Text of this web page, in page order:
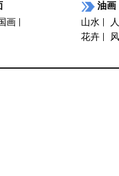
画
油画
山水
花卉